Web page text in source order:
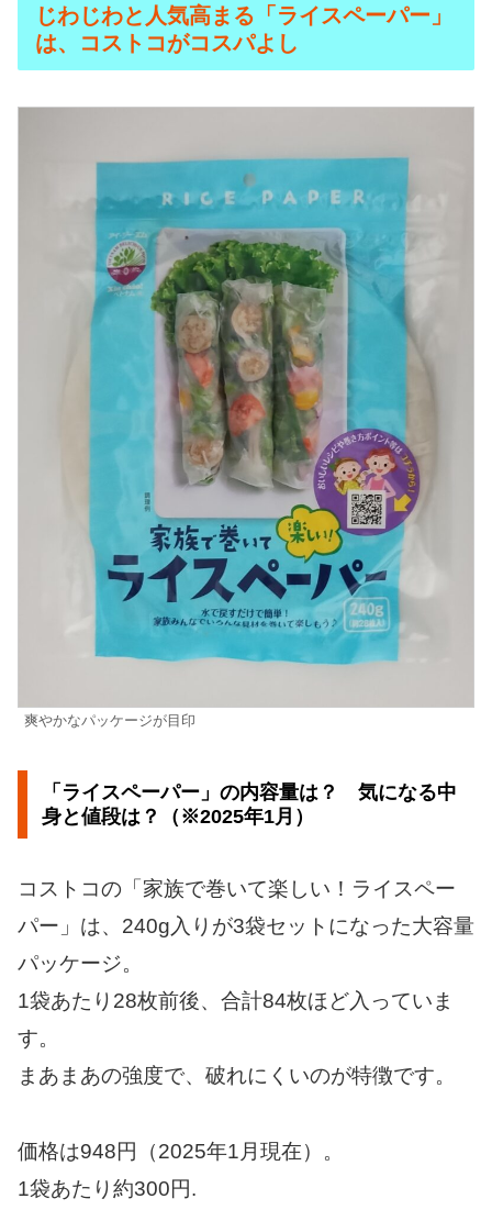
じわじわと人気高まる「ライスペーパー」
は、コストコがコスパよし
爽やかなパッケージが目印
「ライスペーパー」の内容量は？ 気になる中
身と値段は？（※2025年1月）
コストコの「家族で巻いて楽しい！ライスペー
パー」は、240g入りが3袋セットになった大容量
パッケージ。
1袋あたり28枚前後、合計84枚ほど入っていま
す。
まあまあの強度で、破れにくいのが特徴です。
価格は948円（2025年1月現在）。
1袋あたり約300円.